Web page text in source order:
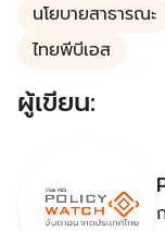
นโยบายสาธารณะ
ไทยพีบีเอส
ผู้เขียน: